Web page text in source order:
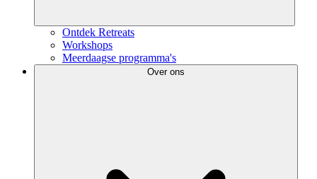
Ontdek Retreats
Workshops
Meerdaagse programma's
Over ons